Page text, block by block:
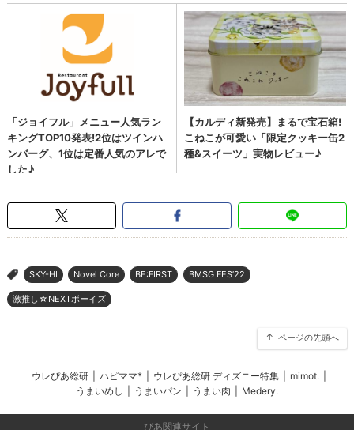
> SKY-HI Novel Core BE:FIRST BMSG FES’22
激推し☆NEXTボーイズ
ページの先頭へ
ウレぴあ総研 ハピママ* ウレぴあ総研 ディズニー特集 mimot.
うまいめし
うまいパン うまい肉 Medery.
ぴあ関連サイト